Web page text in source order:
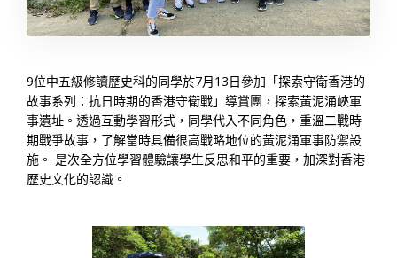
9位中五級修讀歷史科的同學於7月13日參加「探索守衛香港的
故事系列：抗日時期的香港守衛戰」導賞團，探索黃泥涌峽軍
事遺址。透過互動學習形式，同學代入不同角色，重溫二戰時
期戰爭故事，了解當時具備很高戰略地位的黃泥涌軍事防禦設
施。 是次全方位學習體驗讓學生反思和平的重要，加深對香港
歷史文化的認識。